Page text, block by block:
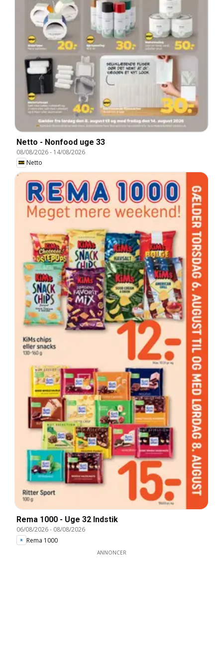
Netto - Nonfood uge 33
08/08/2026- 14/08/2026
Netto
Rema 1000 - Uge 32 Indstik
06/08/2026- 08/08/2026
Rema 1000
ANNONCER